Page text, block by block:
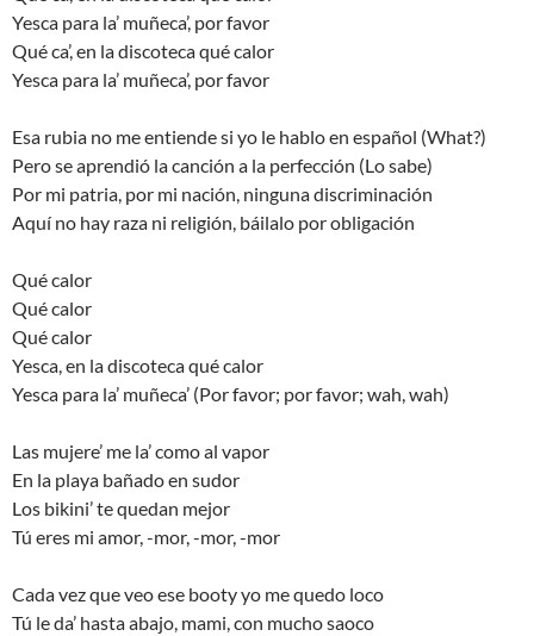
Yesca para la’ muñeca’, por favor
Qué ca’, en la discoteca qué calor
Yesca para la’ muñeca’, por favor
Esa rubia no me entiende si yo le hablo en español (What?)
Pero se aprendió la canción a la perfección (Lo sabe)
Por mi patria, por mi nación, ninguna discriminación
Aquí no hay raza ni religión, báilalo por obligación
Qué calor
Qué calor
Qué calor
Yesca, en la discoteca qué calor
Yesca para la’ muñeca’ (Por favor; por favor; wah, wah)
Las mujere’ me la’ como al vapor
En la playa bañado en sudor
Los bikini’ te quedan mejor
Tú eres mi amor, -mor, -mor, -mor
Cada vez que veo ese booty yo me quedo loco
Tú le da’ hasta abajo, mami, con mucho saoco